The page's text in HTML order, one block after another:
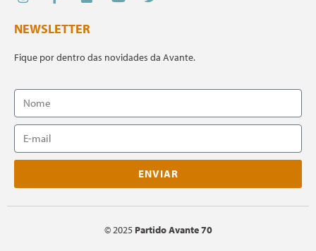
NEWSLETTER
Fique por dentro das novidades da Avante.
ENVIAR
© 2025Partido Avante 70